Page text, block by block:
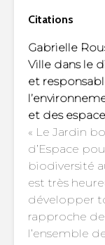
Citations
Gabrielle
Ville dans le
et
et des
« Le Jardin
d’Espace
biodiversité
est très
développer
rapproche
l’ensemble